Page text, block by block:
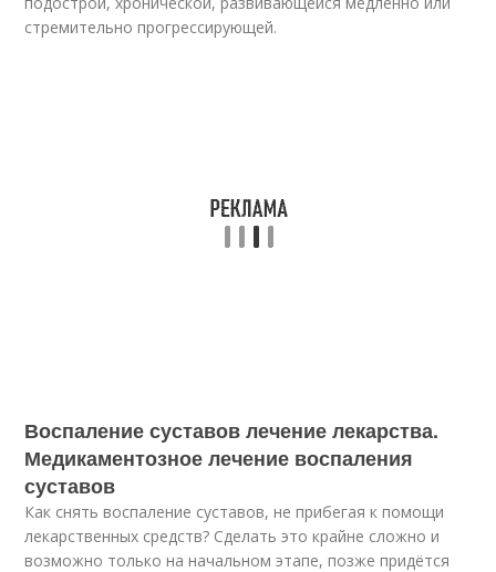
стремительно прогрессирующей.
Воспаление суставов лечение лекарства.
Медикаментозное лечение воспаления
суставов
Как снять воспаление суставов, не прибегая к помощи
лекарственных средств? Сделать это крайне сложно и
возможно только на начальном этапе, позже придётся